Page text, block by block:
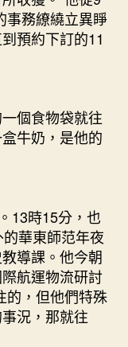
事務繚繞立異睜
預約下訂的11
個食物袋就往
牛奶，是他的
時15分，也
華東師范年夜
導課。他今朝
航運物流研討
的，但他們特殊
況，那就往